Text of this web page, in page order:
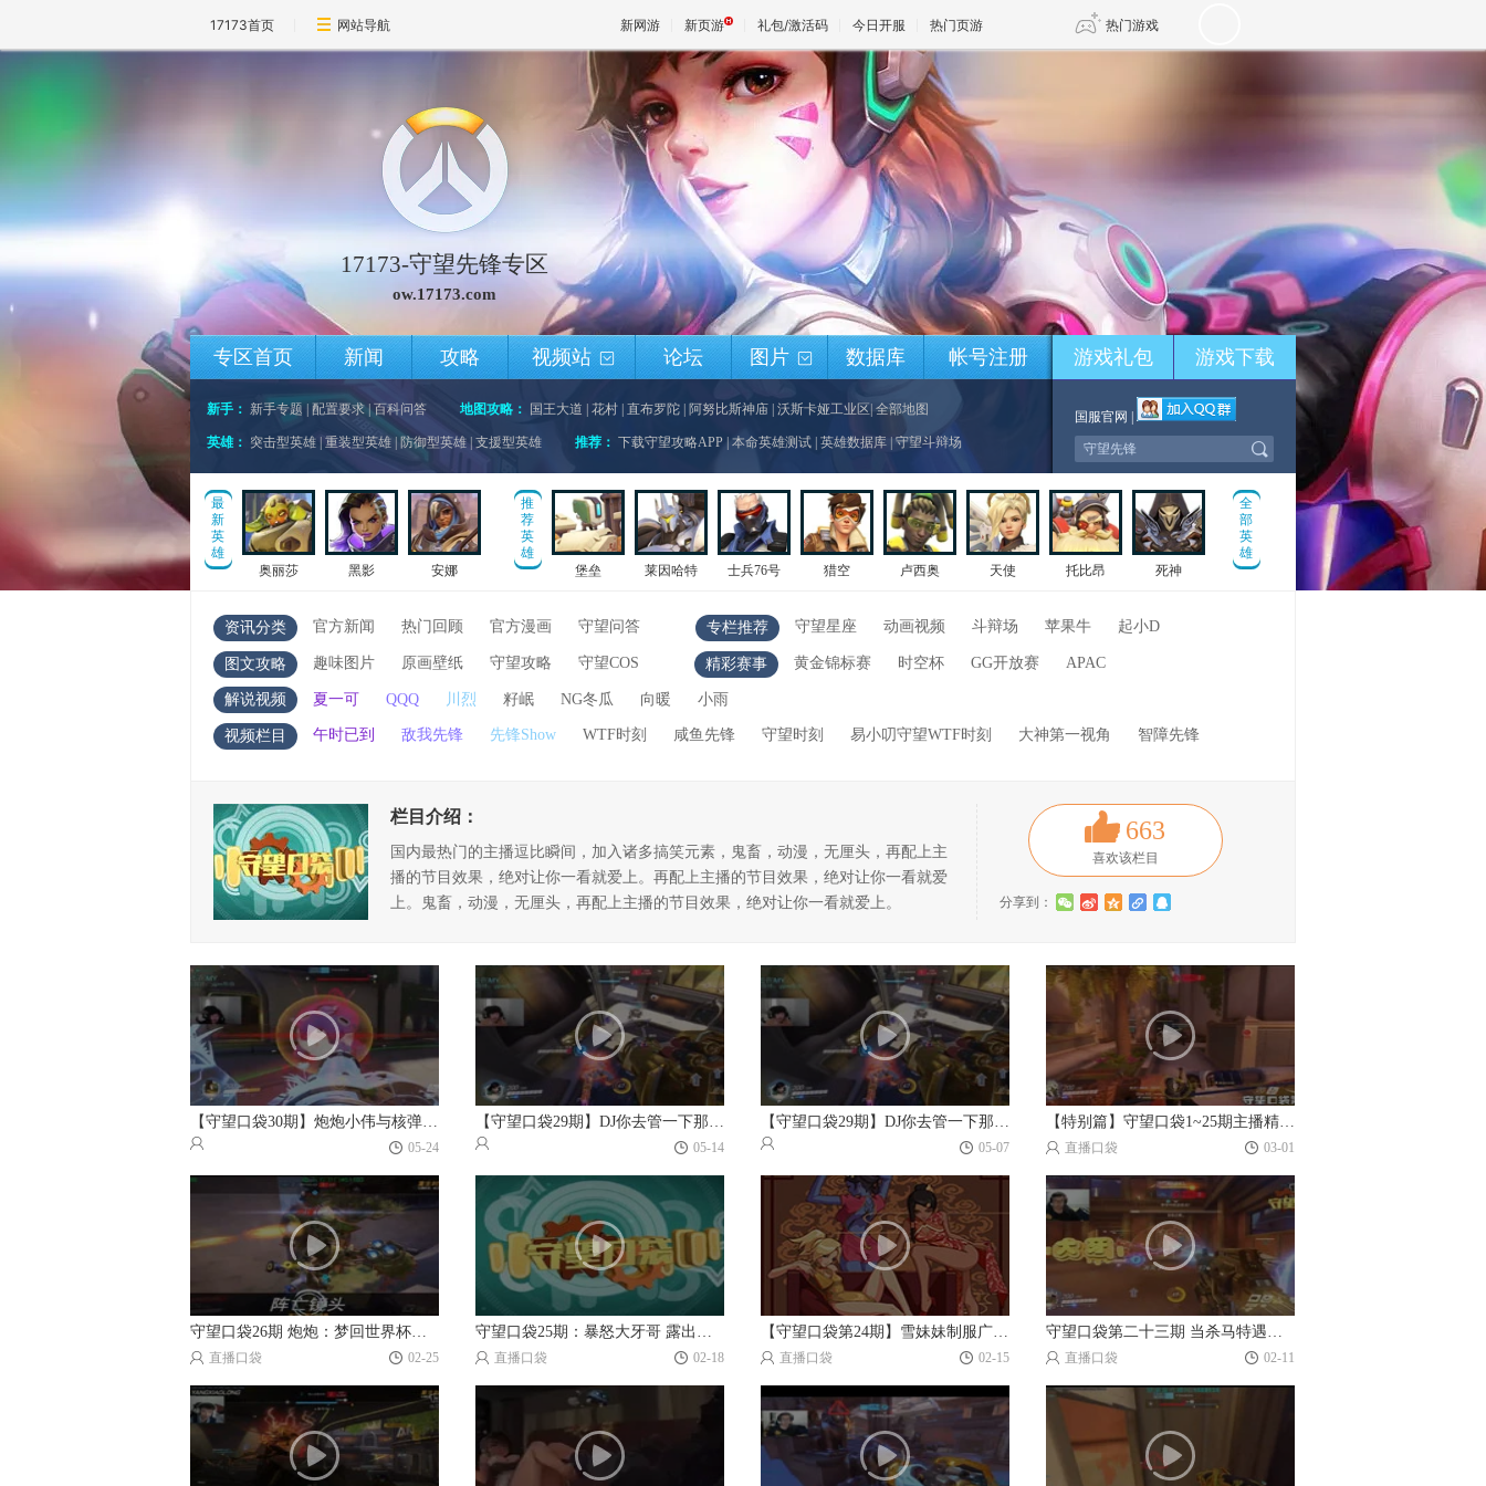
17173首页 网站导航 新网游 新页游 礼包/激活码 今日开服 热门页游 热门游戏
魔兽
天堂 剑网3旗舰版
王权与自由 诛仙世界 新仙侠5
17173-守望先锋专区
ow.17173.com
专区首页 新闻 攻略 视频站 + 论坛 图片 + 数据库 帐号注册
新手： 新手专题 配置要求 |百科问答 地图攻略： 国王大道 花村 直布罗陀 阿努比斯神庙 沃斯卡娅工业区 全部地图
英雄： 突击型英雄 重装型英雄 防御型英雄 支援型英雄 推荐： 下载守望攻略APP 本命英雄测试 英雄数据库 守望斗辩场
游戏礼包 游戏下载
国服官网
*
最
新
英
雄
奥丽莎
黑影 安娜
推
荐
英
雄
堡垒
莱因哈特 士兵76号 猎空 卢西奥 天使 托比昂 死神
全
部
英
雄
资讯分类 官方新闻 热门回顾 官方漫画 守望问答 专栏推荐 守望星座 动画视频 斗辩场 苹果牛 起小D
图文攻略 趣味图片 原画壁纸 守望攻略 守望COS 精彩赛事 黄金锦标赛 时空杯 GG开放赛 APAC
解说视频 夏一可 QQQ 川烈 籽岷 NG冬瓜 向暖 小雨
视频栏目 午时已到 敌我先锋 先锋Show WTF时刻 咸鱼先锋 守望时刻 易小叨守望WTF时刻 大神第一视角 智障先锋
栏目介绍：
国内最热门的主播逗比瞬间，加入诸多搞笑元素，鬼畜，动漫，无厘头，再配上主
播的节目效果，绝对让你一看就爱上。再配上主播的节目效果，绝对让你一看就爱
上。鬼畜，动漫，无厘头，再配上主播的节目效果，绝对让你一看就爱上。
663
喜欢该栏目
分享到： w t z l q
【守望口袋30期】炮炮小伟与核弹的相爱相杀…
05-24
【守望口袋29期】DJ你去管一下那个亚洲枪王…
05-14
【守望口袋29期】DJ你去管一下那个亚洲枪王…
05-07
【特别篇】守望口袋1~25期主播精选镜头！
直播口袋 03-01
守望口袋26期 炮炮：梦回世界杯的反面教材
直播口袋 02-25
守望口袋25期：暴怒大牙哥 露出真实本色！
直播口袋 02-18
【守望口袋第24期】雪妹妹制服广播体操！
直播口袋 02-15
守望口袋第二十三期 当杀马特遇上大牙哥
直播口袋 02-11